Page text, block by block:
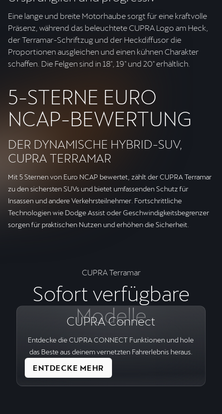
Eine lange und breite Motorhaube sorgt für eine kraftvolle
Präsenz, während das beleuchtete CUPRA Logo am Heck,
der Terramar-Schriftzug und der Heckdiffusor die
Proportionen ausgleichen und einen kühnen Charakter
schaffen. Die Felgen sind in 18", 19" und 20" erhältlich.
5-STERNE EURO
NCAP-BEWERTUNG
DER DYNAMISCHE HYBRID-SUV,
CUPRA TERRAMAR
Mit 5 Sternen von Euro NCAP bewertet, zählt der CUPRA Terramar
zu den sichersten SUVs und bietet umfassenden Schutz für
Insassen und andere Verkehrsteilnehmer. Fortschrittliche
Technologien wie Dodge Assist oder Geschwindigkeitsbegrenzer
sorgen für praktischen Nutzen und erhöhen die Sicherheit.
CUPRA Terramar
Sofort verfügbare
Modelle
CUPRA Connect
Entdecke die CUPRA CONNECT Funktionen und hole
das Beste aus deinem vernetzten Fahrerlebnis heraus.
ENTDECKE MEHR